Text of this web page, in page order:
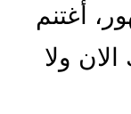
أغتنم
ولا